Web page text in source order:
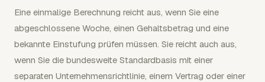
Eine einmalige Berechnung reicht aus, wenn Sie eine
abgeschlossene Woche, einen Gehaltsbetrag und eine
bekannte Einstufung prüfen müssen. Sie reicht auch aus,
wenn Sie die bundesweite Standardbasis mit einer
separaten Unternehmensrichtlinie, einem Vertrag oder einer